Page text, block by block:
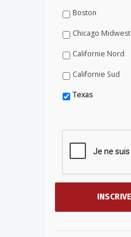
Boston
Chicago Midwest
Californie Nord
Californie Sud
Texas